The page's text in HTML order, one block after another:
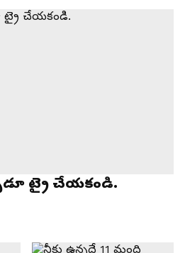
ట్రై చేయకండి.